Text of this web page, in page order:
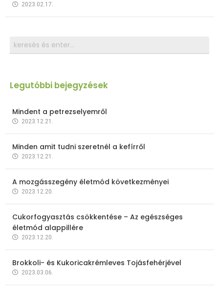
2023.02.17.
Legutóbbi bejegyzések
Mindent a petrezselyemről
2023.12.21.
Minden amit tudni szeretnél a kefírről
2023.12.21.
A mozgásszegény életmód következményei
2023.12.20.
Cukorfogyasztás csökkentése – Az egészséges
életmód alappillére
2023.12.20.
Brokkoli- és Kukoricakrémleves Tojásfehérjével
2023.03.06.